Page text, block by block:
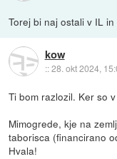
Torej bi naj ostali v IL
kow
::28. okt 2024,
Ti bom razlozil. Ker so
Mimogrede, kje na
taborisca (financirano
Hvala!